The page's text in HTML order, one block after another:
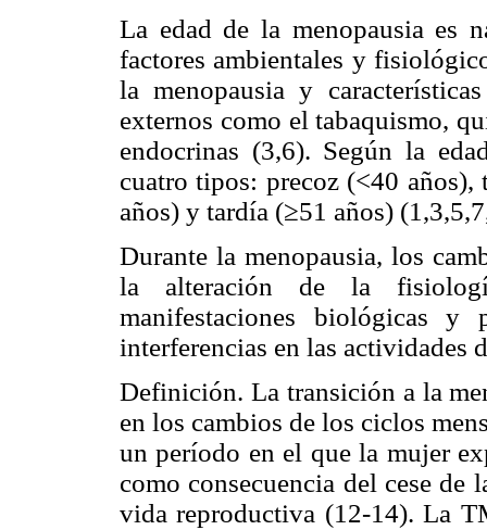
La edad de la menopausia es
factores ambientales y
la menopausia y
externos como el tabaquismo,
endocrinas (3,6). Según la
cuatro tipos: precoz (<40
años) y tardía (≥51 años)
Durante la menopausia, los
la alteración de la
manifestaciones biológicas y
interferencias en las actividades
Definición. La transición a la
en los cambios de los ciclos
un período en el que la mujer
como consecuencia del cese
vida reproductiva (12-14). La